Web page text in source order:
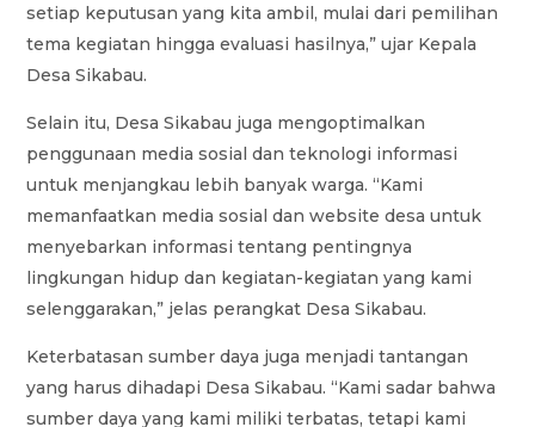
setiap keputusan yang kita ambil, mulai dari pemilihan
tema kegiatan hingga evaluasi hasilnya,” ujar Kepala
Desa Sikabau.
Selain itu, Desa Sikabau juga mengoptimalkan
penggunaan media sosial dan teknologi informasi
untuk menjangkau lebih banyak warga. “Kami
memanfaatkan media sosial dan website desa untuk
menyebarkan informasi tentang pentingnya
lingkungan hidup dan kegiatan-kegiatan yang kami
selenggarakan,” jelas perangkat Desa Sikabau.
Keterbatasan sumber daya juga menjadi tantangan
yang harus dihadapi Desa Sikabau. “Kami sadar bahwa
sumber daya yang kami miliki terbatas, tetapi kami